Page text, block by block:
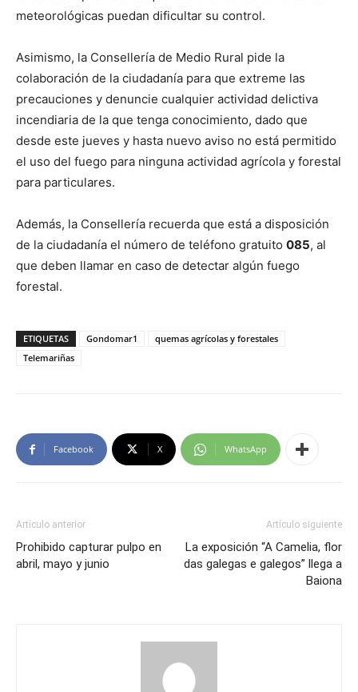
meteorológicas puedan dificultar su control.
Asimismo, la Consellería de Medio Rural pide la
colaboración de la ciudadanía para que extreme las
precauciones y denuncie cualquier actividad delictiva
incendiaria de la que tenga conocimiento, dado que
desde este jueves y hasta nuevo aviso no está permitido
el uso del fuego para ninguna actividad agrícola y forestal
para particulares.
Además, la Consellería recuerda que está a disposición
de la ciudadanía el número de teléfono gratuito 085, al
que deben llamar en caso de detectar algún fuego
forestal.
ETIQUETAS Gondomar1
quemas agrícolas y forestales
Telemariñas
Facebook X WhatsApp
Artículo anterior
Prohibido capturar pulpo en
abril, mayo y junio
Artículo siguiente
La exposición “A Camelia, flor
das galegas e galegos” llega a
Baiona